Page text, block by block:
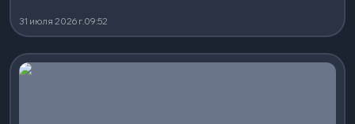
31 июля 2026 г.09:52